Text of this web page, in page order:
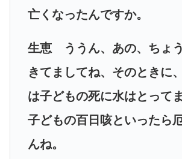
亡くなったんですか。
生恵 ううん、あの、ちょ
きてましてね、そのときに
は子どもの死に水はとって
子どもの百日咳といったら
んね。